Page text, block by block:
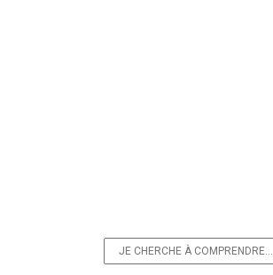
JE CHERCHE À COMPRENDRE…